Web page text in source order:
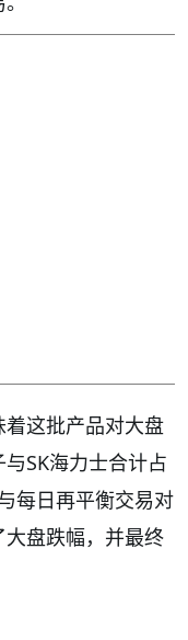
这批产品对大盘
SK海力士合计占
每日再平衡交易对
盘跌幅，并最终